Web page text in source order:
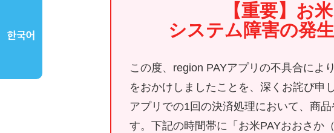
【重要】 お
システム障害の発
この度、region PAYアプリの不具合により
をおかけしましたことを、深くお詫び申
アプリでの1回の決済処理において、商
す。下記の時間帯に「お米PAYおおさか